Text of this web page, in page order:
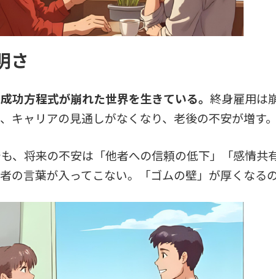
さ
成功方程式が崩れた世界を生きている。 終身雇用は
キャリアの見通しがなくなり、老後の不安が増す。
、将来の不安は「他者への信頼の低下」「感情共
の言葉が入ってこない。「ゴムの壁」が厚くなる